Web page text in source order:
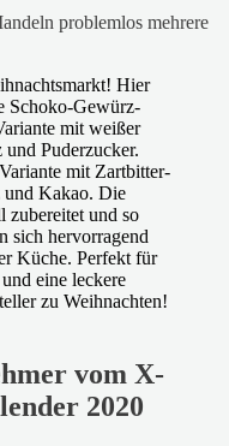
problemlos mehrere
vom X-
2020